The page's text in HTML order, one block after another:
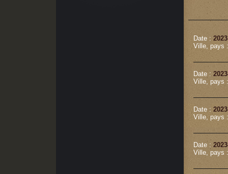
Date :
Ville, pays :
Date :
Ville, pays :
Date :
Ville, pays :
Date :
Ville, pays :